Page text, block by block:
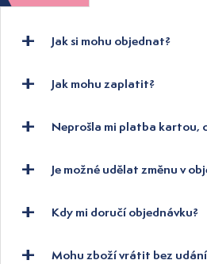
Jak si mohu objednat?
Jak mohu zaplatit?
Neprošla mi platba kartou,
Je možné udělat změnu v
Kdy mi doručí objednávku?
Mohu zboží vrátit bez